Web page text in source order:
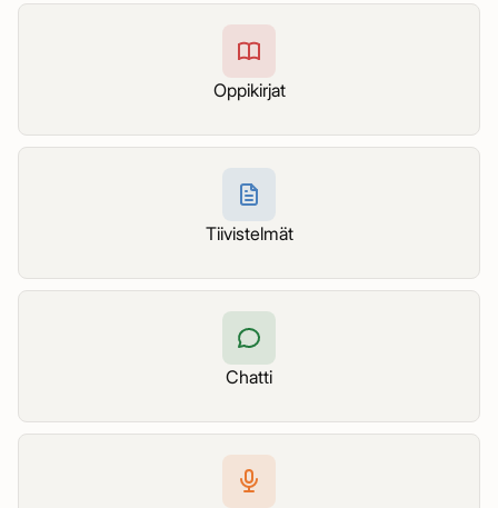
Oppikirjat
Tiivistelmät
Chatti